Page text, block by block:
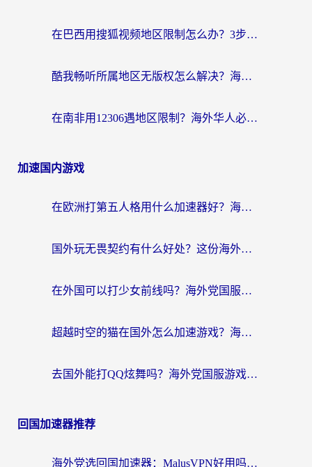
在巴西用搜狐视频地区限制怎么办？3步解决海外看国内剧的烦恼
酷我畅听所属地区无版权怎么解决？海外党必看的回国加速全攻略
在南非用12306遇地区限制？海外华人必看的回国加速全攻略（附B站芒果TV解锁技巧）
加速国内游戏
在欧洲打第五人格用什么加速器好？海外党亲测有效的国服游戏加速方案
国外玩无畏契约有什么好处？这份海外国服游戏加速指南帮你解决90%的卡顿问题
在外国可以打少女前线吗？海外党国服游戏畅玩终极指南（附避坑技巧）
超越时空的猫在国外怎么加速游戏？海外玩家国服畅玩终极指南
去国外能打QQ炫舞吗？海外党国服游戏不卡顿的终极指南
回国加速器推荐
海外党选回国加速器：MalusVPN好用吗？和快帆VPN哪个好？附真实对比与避坑指南